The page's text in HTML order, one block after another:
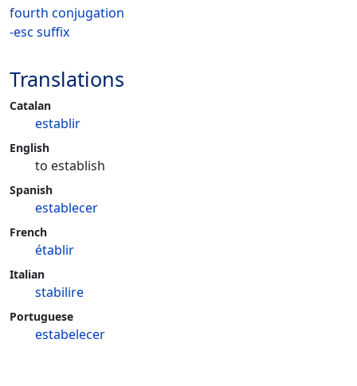
fourth conjugation
-esc suffix
Translations
Catalan
establir
English
to establish
Spanish
establecer
French
établir
Italian
stabilire
Portuguese
estabelecer